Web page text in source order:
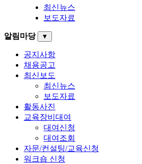
최신뉴스
보도자료
알림마당 ▼
공지사항
채용공고
최신보도
최신뉴스
보도자료
활동사진
교육장비대여
대여신청
대여조회
자문/컨설팅/교육신청
워크숍 신청